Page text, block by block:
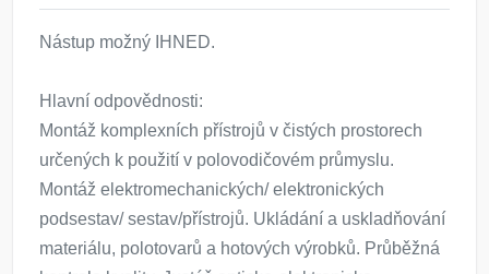
Nástup možný IHNED.
Hlavní odpovědnosti:
Montáž komplexních přístrojů v čistých prostorech
určených k použití v polovodičovém průmyslu.
Montáž elektromechanických/ elektronických
podsestav/ sestav/přístrojů. Ukládání a uskladňování
materiálu, polotovarů a hotových výrobků. Průběžná